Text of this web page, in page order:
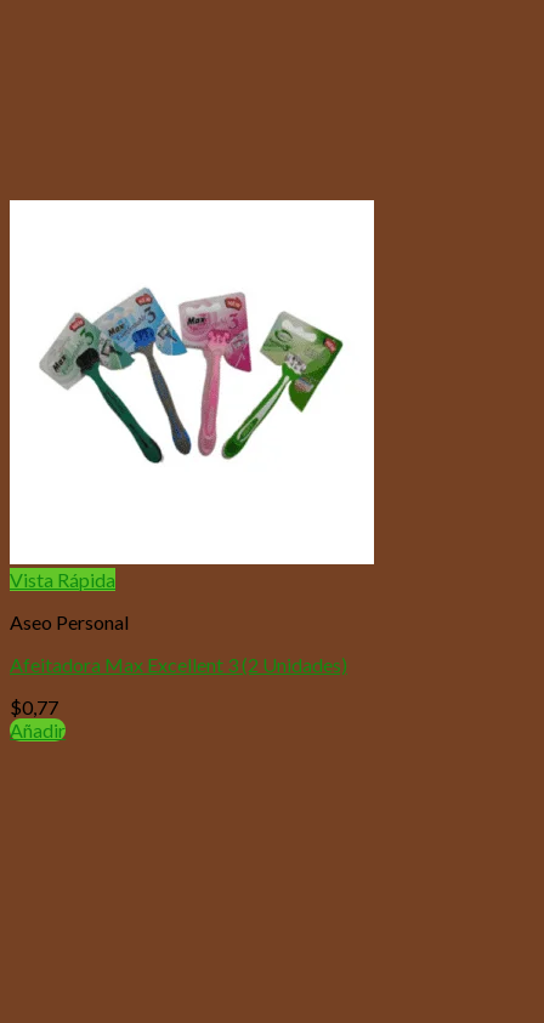
Vista Rápida
Aseo Personal
Afeitadora Max Excellent 3 (2 Unidades)
$0,77
Añadir